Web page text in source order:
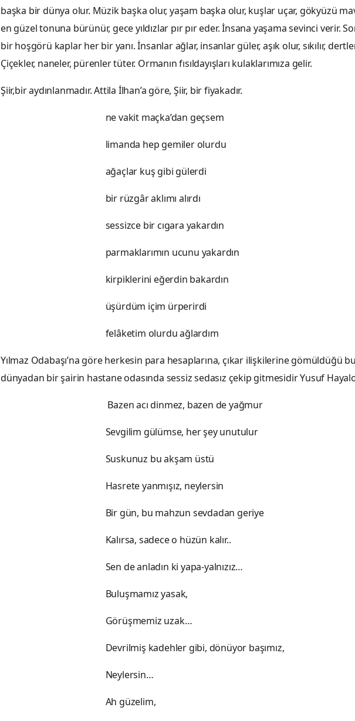
başka bir dünya olur. Müzik başka olur, yaşam başka olur, kuşlar uçar, gökyüzü
en güzel tonuna bürünür, gece yıldızlar pır pır eder. İnsana yaşama sevinci verir.
bir hoşgörü kaplar her bir yanı. İnsanlar ağlar, insanlar güler, aşık olur, sıkılır,
Çiçekler, naneler, pürenler tüter. Ormanın fısıldayışları kulaklarımıza gelir.
Şiir,bir aydınlanmadır. Attila İlhan’a göre, Şiir, bir fiyakadır.
ne vakit maçka’dan geçsem
limanda hep gemiler olurdu
ağaçlar kuş gibi gülerdi
bir rüzgâr aklımı alırdı
sessizce bir cıgara yakardın
parmaklarımın ucunu yakardın
kirpiklerini eğerdin bakardın
üşürdüm içim ürperirdi
felâketim olurdu ağlardım
Yılmaz Odabaşı’na göre herkesin para hesaplarına, çıkar ilişkilerine gömüldüğü bu
dünyadan bir şairin hastane odasında sessiz sedasız çekip gitmesidir Yusuf
Bazen acı dinmez, bazen de yağmur
Sevgilim gülümse, her şey unutulur
Suskunuz bu akşam üstü
Hasrete yanmışız, neylersin
Bir gün, bu mahzun sevdadan geriye
Kalırsa, sadece o hüzün kalır..
Sen de anladın ki yapa-yalnızız…
Buluşmamız yasak,
Görüşmemiz uzak…
Devrilmiş kadehler gibi, dönüyor başımız,
Neylersin…
Ah güzelim,